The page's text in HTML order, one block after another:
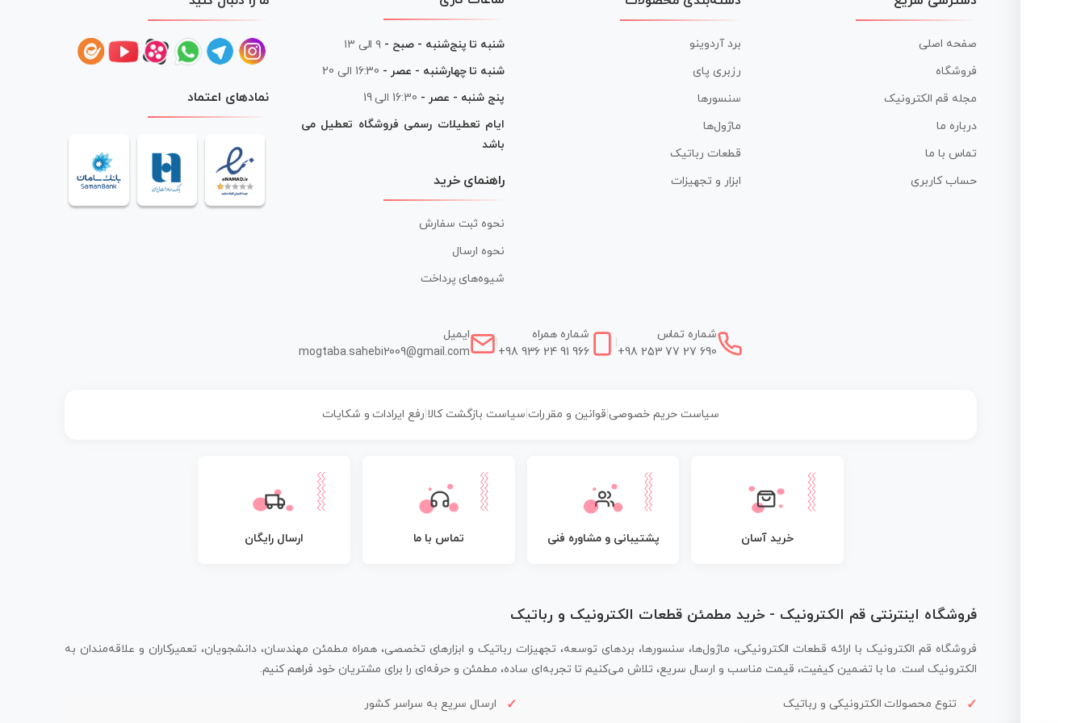
صفحه اصلی
فروشگاه
مجله قم الکترونیک
درباره ما
تماس با ما
حساب کاربری
برد آردوینو
رزبری پای
سنسورها
ماژول‌ها
قطعات رباتیک
ابزار و تجهیزات
شنبه تا پنج‌شنبه - صبح - ۹ الی ۱۳
شنبه تا چهارشنبه - عصر - 16:30 الی 20
پنج شنبه - عصر - 16:30 الی 19
ایام تعطیلات رسمی فروشگاه تعطیل می
باشد
راهنمای خرید
نحوه ثبت سفارش
نحوه ارسال
شیوه‌های پرداخت
نمادهای اعتماد
شماره تماس
+98 253 77 27 690
شماره همراه
+98 936 24 91 966
ایمیل
mogtaba.sahebi2009@gmail.com
سیاست حریم خصوصی| قوانین و مقررات سیاست بازگشت کالا رفع ایرادات و شکایات
خرید آسان پشتیبانی و مشاوره فنی تماس با ما ارسال رایگان
فروشگاه اینترنتی قم الکترونیک - خرید مطمئن قطعات الکترونیک و رباتیک
فروشگاه قم الکترونیک با ارائه قطعات الکترونیکی، ماژول‌ها، سنسورها، بردهای توسعه، تجهیزات رباتیک و ابزارهای تخصصی، همراه مطمئن مهندسان، دانشجویان، تعمیرکاران و علاقه‌مندان به
الکترونیک است. ما با تضمین کیفیت، قیمت مناسب و ارسال سریع، تلاش می‌کنیم تا تجربه‌ای ساده، مطمئن و حرفه‌ای را برای مشتریان خود فراهم کنیم.
تنوع محصولات الکترونیکی و رباتیک
ارسال سریع به سراسر کشور